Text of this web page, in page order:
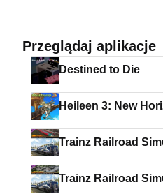
Przeglądaj aplikacje
Destined to Die
Heileen 3: New
Trainz Railroad
Trainz Railroad